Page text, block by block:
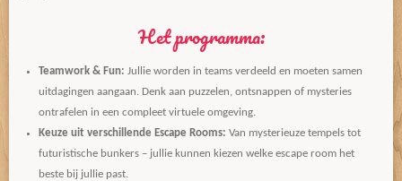
Het programma:
Teamwork & Fun: Jullie worden in teams verdeeld en moeten samen
uitdagingen aangaan. Denk aan puzzelen, ontsnappen of mysteries
ontrafelen in een compleet virtuele omgeving.
Keuze uit verschillende Escape Rooms: Van mysterieuze tempels tot
futuristische bunkers – jullie kunnen kiezen welke escape room het
beste bij jullie past.